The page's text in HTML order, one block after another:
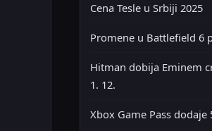
Cena Tesle u Srbiji 2025
Promene u Battlefield 6
Hitman dobija Eminem
1. 12.
Xbox Game Pass dodaje